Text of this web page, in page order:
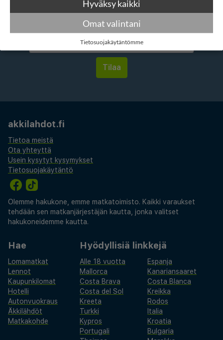
tarjouksia, matkavinkkejä ja uutisia
sähköpostitse?
akkilahdot.fi
Tietoa meistä
Ota yhteyttä
Usein kysytyt kysymykset
Tietosuojakäytäntö
Olemme hakukone, emme matkatoimisto. Kaikki varaukset
tehdään sen matkanjärjestäjän kautta, jonka valitset
hakukoneidemme kautta.
Hae
Lomamatkat
Lennot
Kaupunkilomat
Hotelli
Autonvuokraus
Äkkilähdöt
Matkakohde
Hyödyllisiä linkkejä
Alle 18 vuotta
Espanja
Mallorca
Kanariansaaret
Costa Brava
Costa Blanca
Costa del Sol
Kreikka
Kreeta
Rodos
Turkki
Italia
Kypros
Kroatia
Portugali
Bulgaria
Hyväksy kaikki
Omat valintani
Tietosuojakäytäntömme